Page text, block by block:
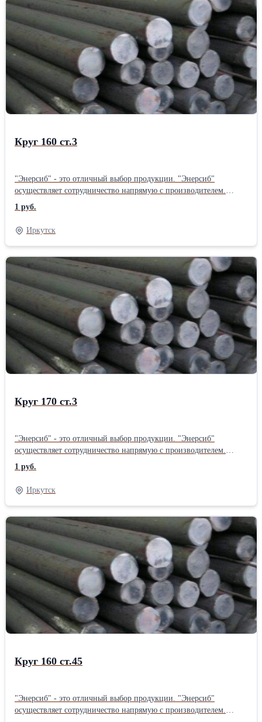
Круг 160 ст.3
"Энерсиб" - это отличный выбор продукции. "Энерсиб"
осуществляет сотрудничество напрямую с производителем.
"Энерсиб" осуществляет отправку товаров по всей территории
РОССИИ.
1 руб.
Иркутск
Круг 170 ст.3
"Энерсиб" - это отличный выбор продукции. "Энерсиб"
осуществляет сотрудничество напрямую с производителем.
"Энерсиб" осуществляет отправку товаров по всей территории
РОССИИ.
1 руб.
Иркутск
Круг 160 ст.45
"Энерсиб" - это отличный выбор продукции. "Энерсиб"
осуществляет сотрудничество напрямую с производителем.